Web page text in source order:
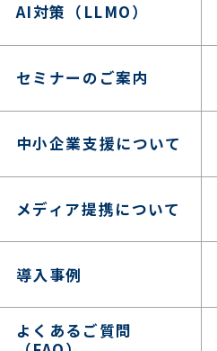
AI対策（LLMO）
セミナーのご案内
中小企業支援について
メディア提携について
導入事例
よくあるご質問